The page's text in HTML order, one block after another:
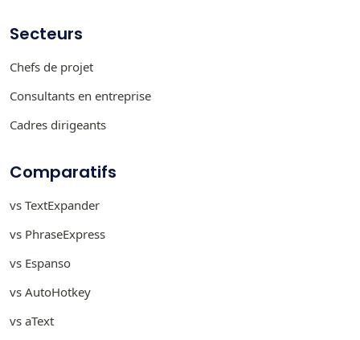
Secteurs
Chefs de projet
Consultants en entreprise
Cadres dirigeants
Comparatifs
vs TextExpander
vs PhraseExpress
vs Espanso
vs AutoHotkey
vs aText